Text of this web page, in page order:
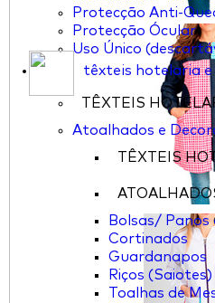
Protecção Anti-
Protecção Ócular
Uso Único
têxteis hotelaria
TÊXTEIS
Atoalhados e
TÊXTEIS
Bolsas/ Panos
Cortinados
Guardanapos
Riços (Saiotes)
Toalhas de